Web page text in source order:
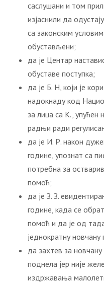
саслушани и том
изјаснили да
са законским
обустављени;
да је Центар
обуставе поступка;
да је Б. Н, који је
надокнаду код
за лица са К.,
радњи ради
да је И. Р. након
године, упознат са
потребна за
помоћ;
да је З. З.
године, када се
помоћ и да је од
једнократну
да захтев за
поднела јер није
издржавања